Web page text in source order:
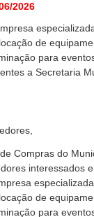
2026
de
para
a Secretaria
Compras do
interessados
de
para